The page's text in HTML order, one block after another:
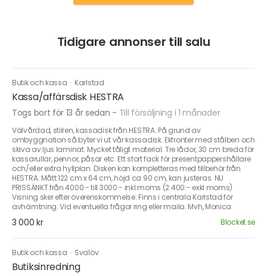
Tidigare annonser till salu
Butik och kassa · Karlstad
Kassa/affärsdisk HESTRA
Togs bort för 13 år sedan - Till försäljning i 1 månader
Välvårdad, stilren, kassadisk från HESTRA. På grund av
ombyggnation så byter vi ut vår kassadisk. Ekfronter med stålben och
skiva av ljus laminat. Mycket tåligt material. Tre lådor, 30 cm breda för
kassarullar, pennor, påsar etc. Ett stort fack för presentpappershållare
och/eller extra hyllplan. Disken kan kompletteras med tillbehör från
HESTRA. Mått:122 cm x 64 cm, höjd ca 90 cm, kan justeras. NU
PRISSÄNKT från 4000:- till 3000:- inkl moms (2.400:- exkl moms)
Visning sker efter överenskommelse. Finns i centrala Karlstad för
avhämtning. Vid eventuella frågor ring eller maila. Mvh, Monica
3 000 kr Blocket.se
Butik och kassa · Svalöv
Butiksinredning